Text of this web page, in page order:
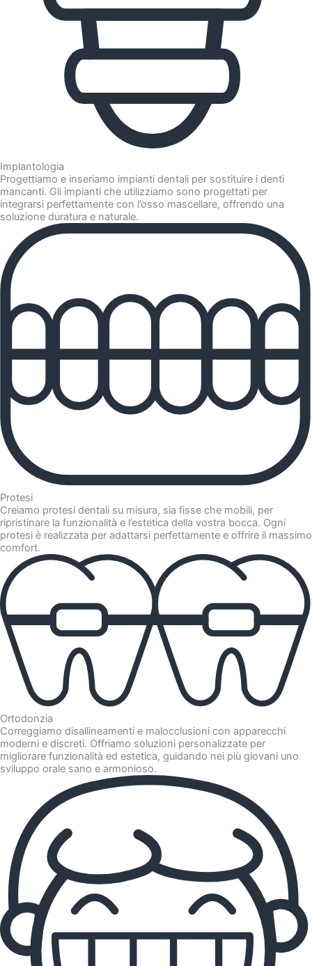
Implantologia
Progettiamo e inseriamo impianti dentali per sostituire i denti
mancanti. Gli impianti che utilizziamo sono progettati per
integrarsi perfettamente con l’osso mascellare, offrendo una
soluzione duratura e naturale.
Protesi
Creiamo protesi dentali su misura, sia fisse che mobili, per
ripristinare la funzionalità e l’estetica della vostra bocca. Ogni
protesi è realizzata per adattarsi perfettamente e offrire il massimo
comfort.
Ortodonzia
Correggiamo disallineamenti e malocclusioni con apparecchi
moderni e discreti. Offriamo soluzioni personalizzate per
migliorare funzionalità ed estetica, guidando nei più giovani uno
sviluppo orale sano e armonioso.